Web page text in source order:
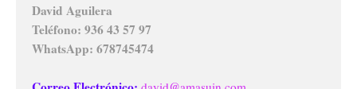
David Aguilera
Teléfono: 936 43 57 97
WhatsApp: 678745474